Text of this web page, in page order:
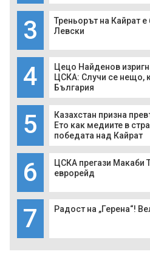
3
Треньорът на Кайрат е
Левски
4
Цецо Найденов
ЦСКА: Случи се нещо,
България
5
Казахстан призна
Ето как медиите в
победата над Кайрат
6
ЦСКА прегази Макаби
еврорейд
7 Радост на „Герена“!